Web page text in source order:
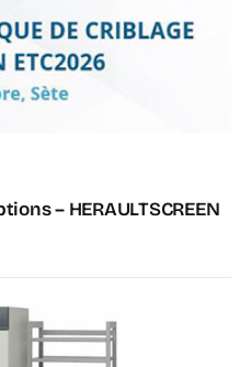
– HERAULTSCREEN